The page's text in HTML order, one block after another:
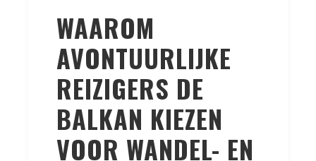
WAAROM
AVONTUURLIJKE
REIZIGERS DE
BALKAN KIEZEN
VOOR WANDEL- EN